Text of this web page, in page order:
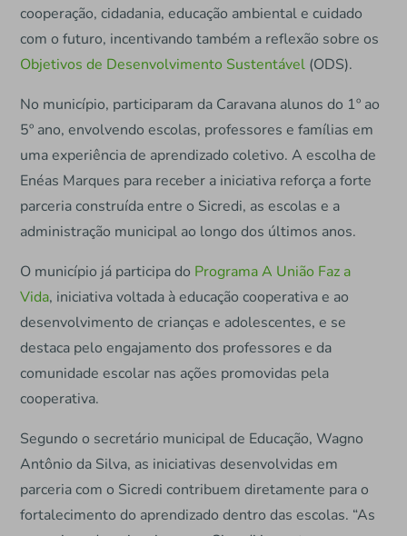
cooperação, cidadania, educação ambiental e cuidado
com o futuro, incentivando também a reflexão sobre os
Objetivos de Desenvolvimento Sustentável (ODS).
No município, participaram da Caravana alunos do 1º ao
5º ano, envolvendo escolas, professores e famílias em
uma experiência de aprendizado coletivo. A escolha de
Enéas Marques para receber a iniciativa reforça a forte
parceria construída entre o Sicredi, as escolas e a
administração municipal ao longo dos últimos anos.
O município já participa do Programa A União Faz a
Vida, iniciativa voltada à educação cooperativa e ao
desenvolvimento de crianças e adolescentes, e se
destaca pelo engajamento dos professores e da
comunidade escolar nas ações promovidas pela
cooperativa.
Segundo o secretário municipal de Educação, Wagno
Antônio da Silva, as iniciativas desenvolvidas em
parceria com o Sicredi contribuem diretamente para o
fortalecimento do aprendizado dentro das escolas. “As